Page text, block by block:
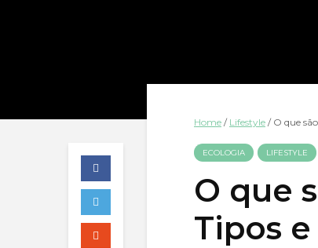
Home / Lifestyle / O que
ECOLOGIA LIFESTYLE
O que
Tipos